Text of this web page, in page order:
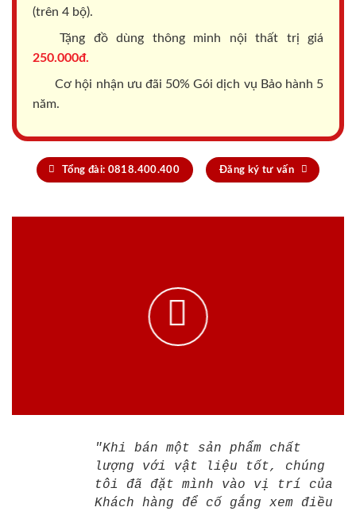
(trên 4 bộ).
Tặng đồ dùng thông minh nội thất trị giá
250.000đ.
Cơ hội nhận ưu đãi 50% Gói dịch vụ Bảo hành 5
năm.
Tổng đài: 0818.400.400 Đăng ký tư vấn
"Khi bán một sản phẩm chất
lượng với vật liệu tốt, chúng
tôi đã đặt mình vào vị trí của
Khách hàng để cố gắng xem điều